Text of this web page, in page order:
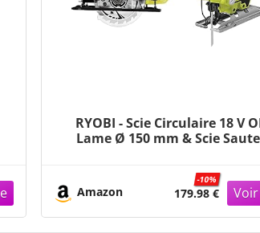
RYOBI - Scie Circulaire 18 V
Lame Ø 150 mm & Scie
Sans Fil Pour Coupes Parfaites,
Éclat, Droites, de
Amazon 179.98 €
-10%